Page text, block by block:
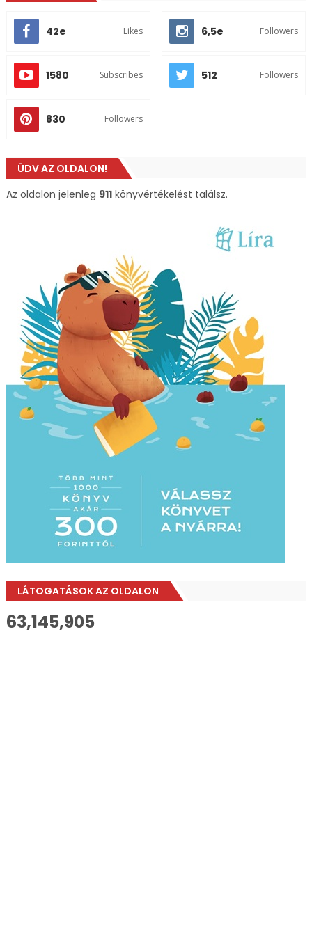
42e Likes 6,5e Followers
1580 Subscribes 512 Followers
830 Followers
ÜDV AZ OLDALON!
Az oldalon jelenleg 911könyvértékelést találsz.
LÁTOGATÁSOK AZ OLDALON
63,145,905